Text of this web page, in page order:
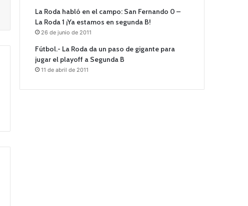
La Roda habló en el campo: San Fernando 0 –
La Roda 1 ¡Ya estamos en segunda B!
26 de junio de 2011
Fútbol.- La Roda da un paso de gigante para
jugar el playoff a Segunda B
11 de abril de 2011